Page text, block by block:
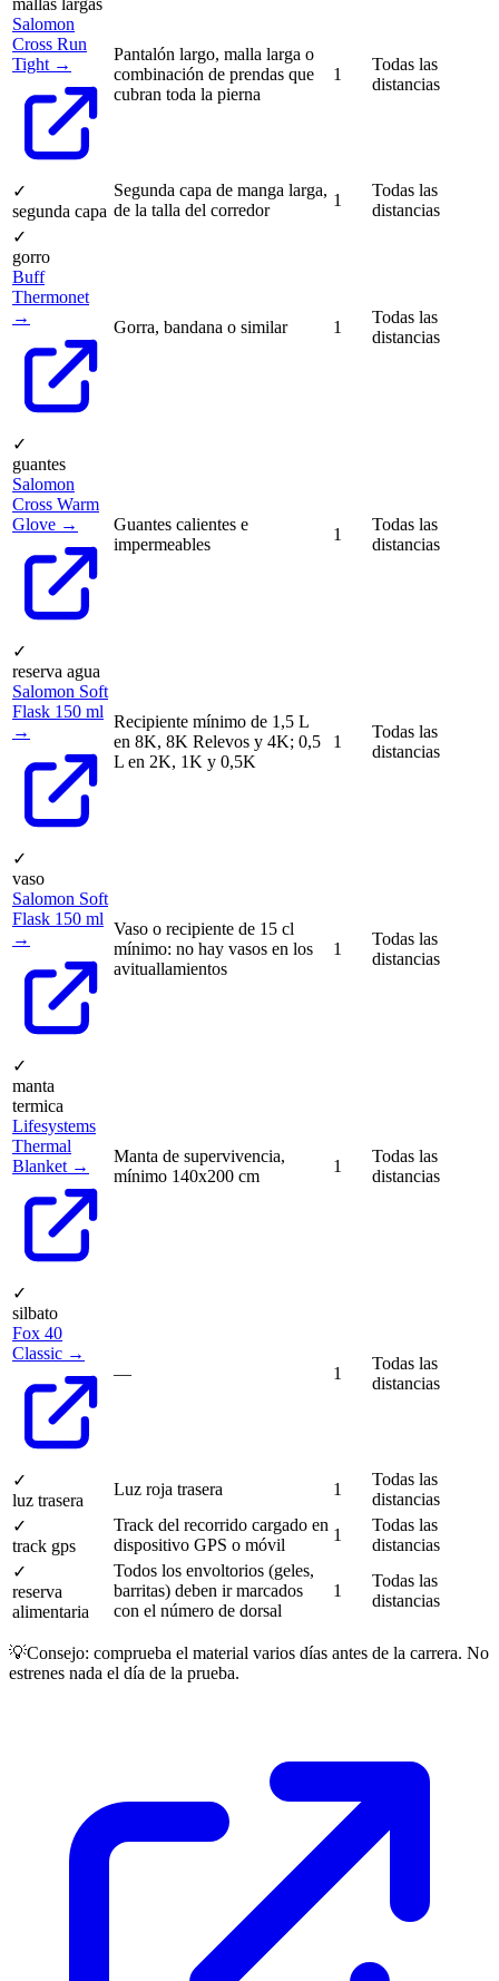
mallas largas
Salomon
Cross Run
Tight →
Pantalón largo, malla larga o
combinación de prendas que
cubran toda la pierna
1
Todas las
distancias
✓
segunda capa
Segunda capa de manga larga,
de la talla del corredor
1
Todas las
distancias
✓
gorro
Buff
Thermonet
→
Gorra, bandana o similar 1
Todas las
distancias
✓
guantes
Salomon
Cross Warm
Glove →
Guantes calientes e
impermeables
1
Todas las
distancias
✓
reserva agua
Salomon Soft
Flask 150 ml
→
Recipiente mínimo de 1,5 L
en 8K, 8K Relevos y 4K; 0,5
L en 2K, 1K y 0,5K
1
Todas las
distancias
✓
vaso
Salomon Soft
Flask 150 ml
→
Vaso o recipiente de 15 cl
mínimo: no hay vasos en los
avituallamientos
1
Todas las
distancias
✓
manta
termica
Lifesystems
Thermal
Blanket →
Manta de supervivencia,
mínimo 140x200 cm
1
Todas las
distancias
✓
silbato
Fox 40
Classic →
—
1
Todas las
distancias
✓
luz trasera
Luz roja trasera 1
Todas las
distancias
✓
track gps
Track del recorrido cargado en
dispositivo GPS o móvil
1
Todas las
distancias
✓
reserva
alimentaria
Todos los envoltorios (geles,
barritas) deben ir marcados
con el número de dorsal
1
Todas las
distancias
💡Consejo: comprueba el material varios días antes de la carrera. No
estrenes nada el día de la prueba.